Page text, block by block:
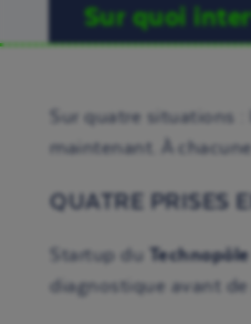
Sur quoi
Sur quatre situations
maintenant. À
QUATRE PRISES
Startup du
diagnostique avant de